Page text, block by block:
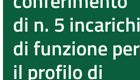
di n. 5 incarichi
di funzione per
il profilo di